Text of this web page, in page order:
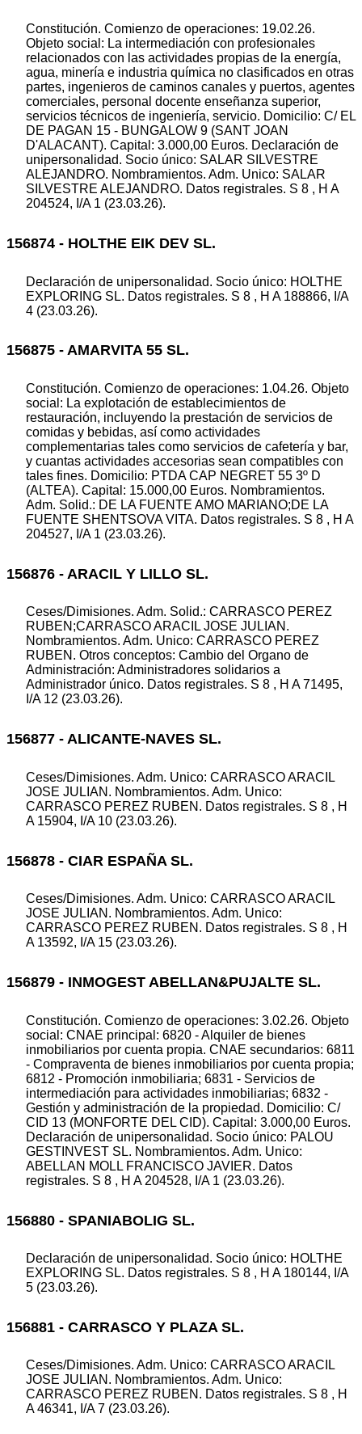
Constitución. Comienzo de operaciones: 19.02.26.
Objeto social: La intermediación con profesionales
relacionados con las actividades propias de la energía,
agua, minería e industria química no clasificados en otras
partes, ingenieros de caminos canales y puertos, agentes
comerciales, personal docente enseñanza superior,
servicios técnicos de ingeniería, servicio. Domicilio: C/ EL
DE PAGAN 15 - BUNGALOW 9 (SANT JOAN
D'ALACANT). Capital: 3.000,00 Euros. Declaración de
unipersonalidad. Socio único: SALAR SILVESTRE
ALEJANDRO. Nombramientos. Adm. Unico: SALAR
SILVESTRE ALEJANDRO. Datos registrales. S 8 , H A
204524, I/A 1 (23.03.26).
156874 - HOLTHE EIK DEV SL.
Declaración de unipersonalidad. Socio único: HOLTHE
EXPLORING SL. Datos registrales. S 8 , H A 188866, I/A
4 (23.03.26).
156875 - AMARVITA 55 SL.
Constitución. Comienzo de operaciones: 1.04.26. Objeto
social: La explotación de establecimientos de
restauración, incluyendo la prestación de servicios de
comidas y bebidas, así como actividades
complementarias tales como servicios de cafetería y bar,
y cuantas actividades accesorias sean compatibles con
tales fines. Domicilio: PTDA CAP NEGRET 55 3º D
(ALTEA). Capital: 15.000,00 Euros. Nombramientos.
Adm. Solid.: DE LA FUENTE AMO MARIANO;DE LA
FUENTE SHENTSOVA VITA. Datos registrales. S 8 , H A
204527, I/A 1 (23.03.26).
156876 - ARACIL Y LILLO SL.
Ceses/Dimisiones. Adm. Solid.: CARRASCO PEREZ
RUBEN;CARRASCO ARACIL JOSE JULIAN.
Nombramientos. Adm. Unico: CARRASCO PEREZ
RUBEN. Otros conceptos: Cambio del Organo de
Administración: Administradores solidarios a
Administrador único. Datos registrales. S 8 , H A 71495,
I/A 12 (23.03.26).
156877 - ALICANTE-NAVES SL.
Ceses/Dimisiones. Adm. Unico: CARRASCO ARACIL
JOSE JULIAN. Nombramientos. Adm. Unico:
CARRASCO PEREZ RUBEN. Datos registrales. S 8 , H
A 15904, I/A 10 (23.03.26).
156878 - CIAR ESPAÑA SL.
Ceses/Dimisiones. Adm. Unico: CARRASCO ARACIL
JOSE JULIAN. Nombramientos. Adm. Unico:
CARRASCO PEREZ RUBEN. Datos registrales. S 8 , H
A 13592, I/A 15 (23.03.26).
156879 - INMOGEST ABELLAN&PUJALTE SL.
Constitución. Comienzo de operaciones: 3.02.26. Objeto
social: CNAE principal: 6820 - Alquiler de bienes
inmobiliarios por cuenta propia. CNAE secundarios: 6811
- Compraventa de bienes inmobiliarios por cuenta propia;
6812 - Promoción inmobiliaria; 6831 - Servicios de
intermediación para actividades inmobiliarias; 6832 -
Gestión y administración de la propiedad. Domicilio: C/
CID 13 (MONFORTE DEL CID). Capital: 3.000,00 Euros.
Declaración de unipersonalidad. Socio único: PALOU
GESTINVEST SL. Nombramientos. Adm. Unico:
ABELLAN MOLL FRANCISCO JAVIER. Datos
registrales. S 8 , H A 204528, I/A 1 (23.03.26).
156880 - SPANIABOLIG SL.
Declaración de unipersonalidad. Socio único: HOLTHE
EXPLORING SL. Datos registrales. S 8 , H A 180144, I/A
5 (23.03.26).
156881 - CARRASCO Y PLAZA SL.
Ceses/Dimisiones. Adm. Unico: CARRASCO ARACIL
JOSE JULIAN. Nombramientos. Adm. Unico:
CARRASCO PEREZ RUBEN. Datos registrales. S 8 , H
A 46341, I/A 7 (23.03.26).